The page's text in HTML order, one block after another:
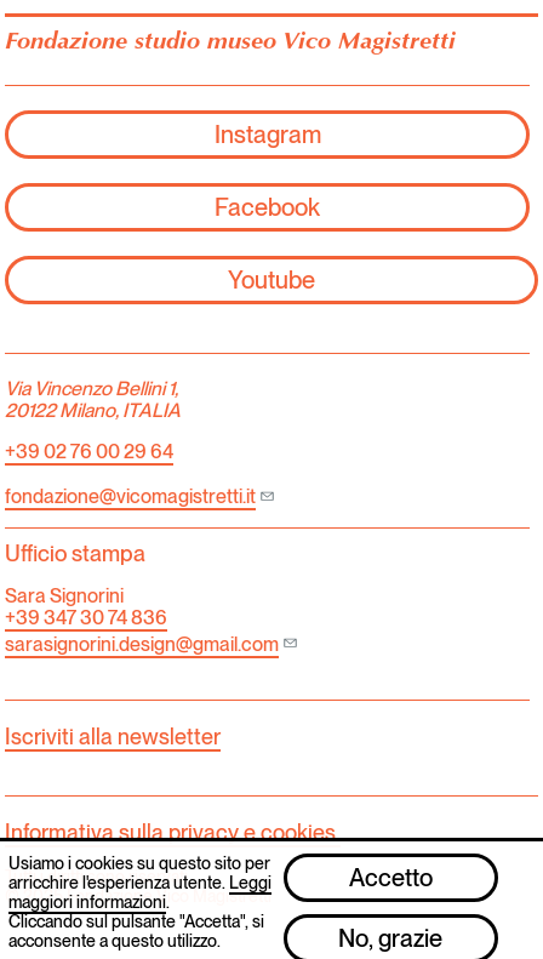
Fondazione studio museo Vico Magistretti
Instagram
Facebook
Youtube
Via Vincenzo Bellini 1,
20122 Milano, ITALIA
+39 02 76 00 29 64
fondazione@vicomagistretti.it
Ufficio stampa
Sara Signorini
+39 347 30 74 836
sarasignorini.design@gmail.com
Iscriviti alla newsletter
Informativa sulla privacy e cookies.
Tutti i diritti sono riservati.
© 2025 Fondazione Vico Magistretti
Usiamo i cookies su questo sito per
arricchire l'esperienza utente. Leggi
maggiori informazioni.
Cliccando sul pulsante "Accetta", si
acconsente a questo utilizzo.
Accetto
No, grazie